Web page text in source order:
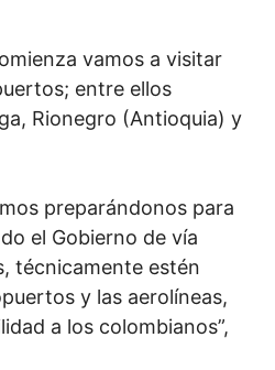
vamos a visitar
entre ellos
Rionegro (Antioquia) y
preparándonos para
el Gobierno de vía
técnicamente estén
y las aerolíneas,
a los colombianos”,